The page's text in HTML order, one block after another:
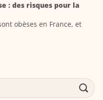
: des risques pour la
obèses en France, et